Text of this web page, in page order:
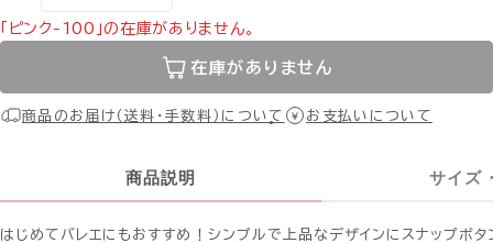
「ピンク-100」の在庫がありません。
在庫がありません
商品のお届け（送料・手数料）について お支払いについて
商品説明 サイズ
はじめてバレエにもおすすめ！シンプルで上品なデザインにスナップボ